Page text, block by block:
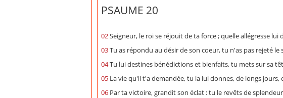
PSAUME 20
02Seigneur, le roi se réjouit de ta force ; quelle allégresse lui
03Tu as répondu au désir de son coeur, tu n'as pas rejeté le
04Tu lui destines bénédictions et bienfaits, tu mets sur sa
05 La vie qu'il t'a demandée, tu la lui donnes, de longs jours,
06 Par ta victoire, grandit son éclat : tu le revêts de